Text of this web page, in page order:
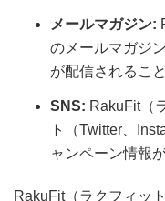
メールマガジン:
のメールマガジ
が配信されるこ
SNS: RakuFit（
ト（Twitter、
ャンペーン情報
RakuFit（ラクフィッ